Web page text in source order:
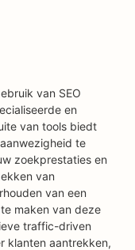
van SEO
en
van tools biedt
te
zoekprestaties en
van
van een
maken van deze
traffic-driven
klanten aantrekken,